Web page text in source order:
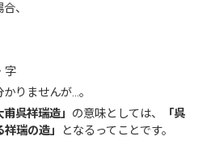
、
字
りませんが…。
甫呉祥瑞造」 の意味としては、
「呉
瑞の造」
となるってことです。